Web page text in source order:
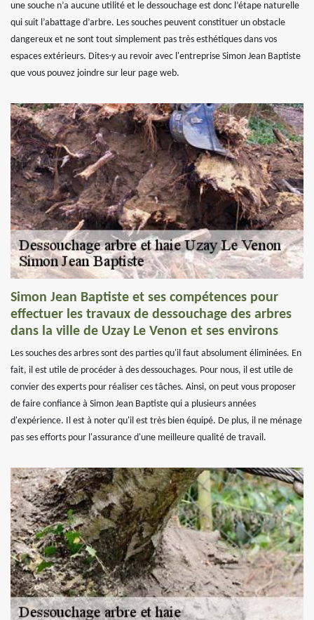
une souche n’a aucune utilité et le dessouchage est donc l’étape naturelle
qui suit l’abattage d’arbre. Les souches peuvent constituer un obstacle
dangereux et ne sont tout simplement pas très esthétiques dans vos
espaces extérieurs. Dites-y au revoir avec l'entreprise Simon Jean Baptiste
que vous pouvez joindre sur leur page web.
Simon Jean Baptiste et ses compétences pour
effectuer les travaux de dessouchage des arbres
dans la ville de Uzay Le Venon et ses environs
Les souches des arbres sont des parties qu'il faut absolument éliminées. En
fait, il est utile de procéder à des dessouchages. Pour nous, il est utile de
convier des experts pour réaliser ces tâches. Ainsi, on peut vous proposer
de faire confiance à Simon Jean Baptiste qui a plusieurs années
d'expérience. Il est à noter qu'il est très bien équipé. De plus, il ne ménage
pas ses efforts pour l'assurance d'une meilleure qualité de travail.